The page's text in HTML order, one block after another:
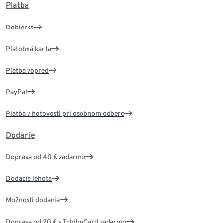
Platba
Dobierka
Platobná karta
Platba vopred
PayPal
Platba v hotovosti pri osobnom odbere
Dodanie
Doprava od 40 € zadarmo
Dodacia lehota
Možnosti dodania